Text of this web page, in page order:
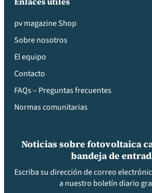
pv magazine Shop
Sobre nosotros
El equipo
Contacto
FAQs – Preguntas frecuentes
Normas comunitarias
Noticias sobre fotovoltaica
bandeja de
Escriba su dirección de correo
a nuestro boletín diario